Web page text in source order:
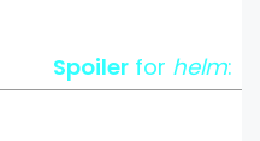
Spoilerfor helm: